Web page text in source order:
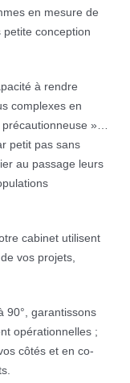
en mesure de
conception
à rendre
complexes en
»…
petit pas sans
au passage leurs
cabinet utilisent
vos projets,
90°, garantissons
opérationnelles ;
côtés et en co-